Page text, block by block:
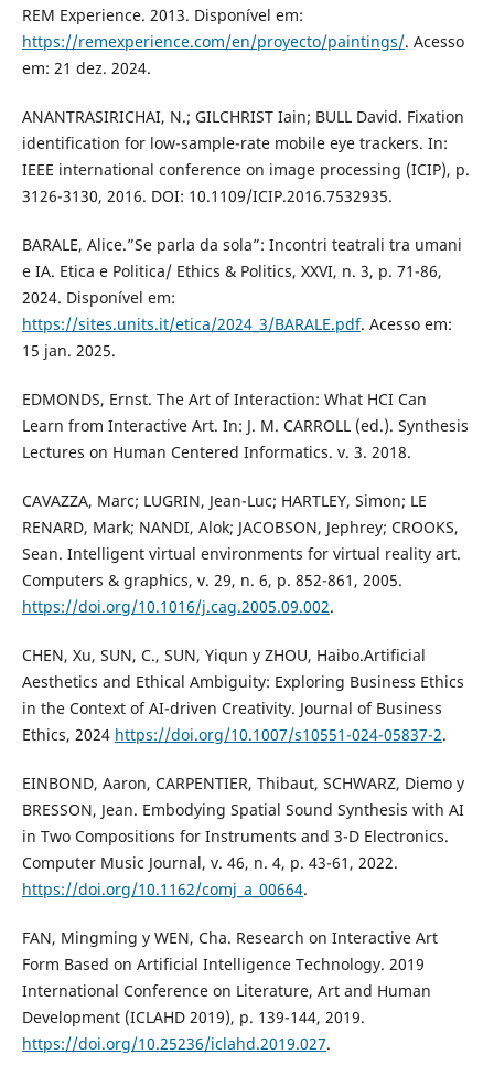
REM Experience. 2013. Disponível em:
https://remexperience.com/en/proyecto/paintings/. Acesso
em: 21 dez. 2024.
ANANTRASIRICHAI, N.; GILCHRIST Iain; BULL David. Fixation
identification for low-sample-rate mobile eye trackers. In:
IEEE international conference on image processing (ICIP), p.
3126-3130, 2016. DOI: 10.1109/ICIP.2016.7532935.
BARALE, Alice.”Se parla da sola”: Incontri teatrali tra umani
e IA. Etica e Politica/ Ethics & Politics, XXVI, n. 3, p. 71-86,
2024. Disponível em:
https://sites.units.it/etica/2024_3/BARALE.pdf. Acesso em:
15 jan. 2025.
EDMONDS, Ernst. The Art of Interaction: What HCI Can
Learn from Interactive Art. In: J. M. CARROLL (ed.). Synthesis
Lectures on Human Centered Informatics. v. 3. 2018.
CAVAZZA, Marc; LUGRIN, Jean-Luc; HARTLEY, Simon; LE
RENARD, Mark; NANDI, Alok; JACOBSON, Jephrey; CROOKS,
Sean. Intelligent virtual environments for virtual reality art.
Computers & graphics, v. 29, n. 6, p. 852-861, 2005.
https://doi.org/10.1016/j.cag.2005.09.002.
CHEN, Xu, SUN, C., SUN, Yiqun y ZHOU, Haibo.Artificial
Aesthetics and Ethical Ambiguity: Exploring Business Ethics
in the Context of AI-driven Creativity. Journal of Business
Ethics, 2024 https://doi.org/10.1007/s10551-024-05837-2.
EINBOND, Aaron, CARPENTIER, Thibaut, SCHWARZ, Diemo y
BRESSON, Jean. Embodying Spatial Sound Synthesis with AI
in Two Compositions for Instruments and 3-D Electronics.
Computer Music Journal, v. 46, n. 4, p. 43-61, 2022.
https://doi.org/10.1162/comj_a_00664.
FAN, Mingming y WEN, Cha. Research on Interactive Art
Form Based on Artificial Intelligence Technology. 2019
International Conference on Literature, Art and Human
Development (ICLAHD 2019), p. 139-144, 2019.
https://doi.org/10.25236/iclahd.2019.027.